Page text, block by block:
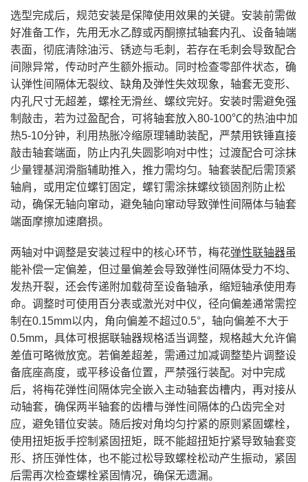
选型完成后，规范安装是保障使用效果的关键。安装前需做
好准备工作，先用无水乙醇或丙酮擦拭轴套内孔、设备轴端
表面，彻底清除油污、锈迹与毛刺，若存在毛刺会导致配合
间隙异常，传动时产生额外振动。同时检查零部件状态，确
认弹性间隔体无裂纹、缺角及弹性失效现象，轴套无变形、
内孔尺寸无超差，螺栓无滑丝、螺纹完好。安装时需避免强
制敲击，若为过盈配合，可将轴套放入80-100℃的热油中加
热5-10分钟，利用热胀冷缩原理辅助装配，严禁用铁锤直接
敲击轴套端面，防止内孔失圆影响对中性；过渡配合可涂抹
少量锂基润滑脂辅助推入，推力需均匀。轴套装配后需顶紧
轴肩，或用定位螺钉固定，螺钉需涂抹螺纹锁固剂防止松
动，确保无轴向窜动，避免轴向窜动导致弹性间隔体与轴套
端面摩擦加速磨损。
两轴对中调整是安装过程中的核心环节，梅花弹性联轴器虽
能补偿一定偏差，但过量偏差会导致弹性间隔体受力不均、
发热开裂，还会传递附加载荷至设备轴承，缩短轴承使用寿
命。调整时可使用百分表或激光对中仪，径向偏差通常需控
制在0.15mm以内，角向偏差不超过0.5°，轴向偏差不大于
0.5mm，具体可根据联轴器规格适当调整，规格越大允许偏
差值可略微放宽。若偏差超差，需通过加减调整垫片调整设
备底座高度，或平移设备位置，严禁强行装配。对中完成
后，将梅花弹性间隔体完全嵌入主动轴套齿槽内，再对接从
动轴套，确保两半轴套的齿槽与弹性间隔体的凸齿完全对
应，避免错位安装。随后按对角均匀拧紧的原则紧固螺栓，
使用扭矩扳手控制紧固扭矩，既不能超扭矩拧紧导致轴套变
形、挤压弹性体，也不能过松导致螺栓松动产生振动，紧固
后需再次检查螺栓紧固情况，确保无遗漏。